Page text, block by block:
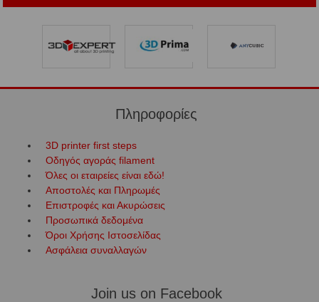
Πληροφορίες
3D printer first steps
Οδηγός αγοράς filament
Όλες οι εταιρείες είναι εδώ!
Αποστολές και Πληρωμές
Επιστροφές και Ακυρώσεις
Προσωπικά δεδομένα
Όροι Χρήσης Ιστοσελίδας
Ασφάλεια συναλλαγών
Join us on Facebook